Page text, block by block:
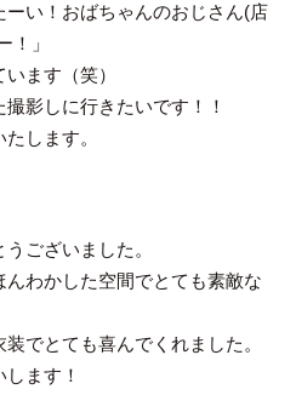
い！おばちゃんのおじさん(店
！」
ます（笑）
影しに行きたいです！！
します。
ございました。
わかした空間でとても素敵な
でとても喜んでくれました。
ます！